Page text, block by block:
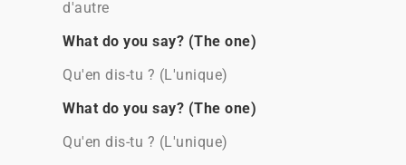
d'autre
What do you say? (The one)
Qu'en dis-tu ? (L'unique)
What do you say? (The one)
Qu'en dis-tu ? (L'unique)